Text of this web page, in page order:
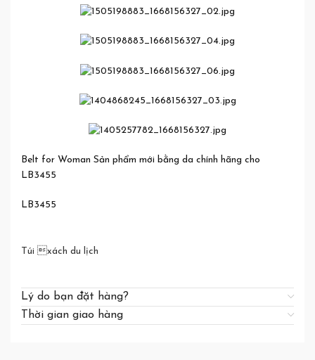
Belt for Woman Sản phẩm mới bằng da chính hãng cho
LB3455
LB3455
Túi xách du lịch
Lý do bạn đặt hàng?
Thời gian giao hàng